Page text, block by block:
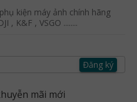
kiện máy ảnh chính hãng
, K&F , VSGO ........
Đăng ký
mãi mới